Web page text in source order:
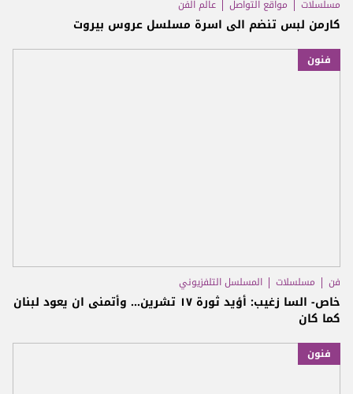
مسلسلات مواقع التواصل عالم الفن
كارمن لبس تنضم الى اسرة مسلسل عروس بيروت
فنون
فن مسلسلات المسلسل التلفزيوني
خاص- السا زغيب: أؤيد ثورة ١٧ تشرين... وأتمنى ان يعود لبنان
كما كان
فنون